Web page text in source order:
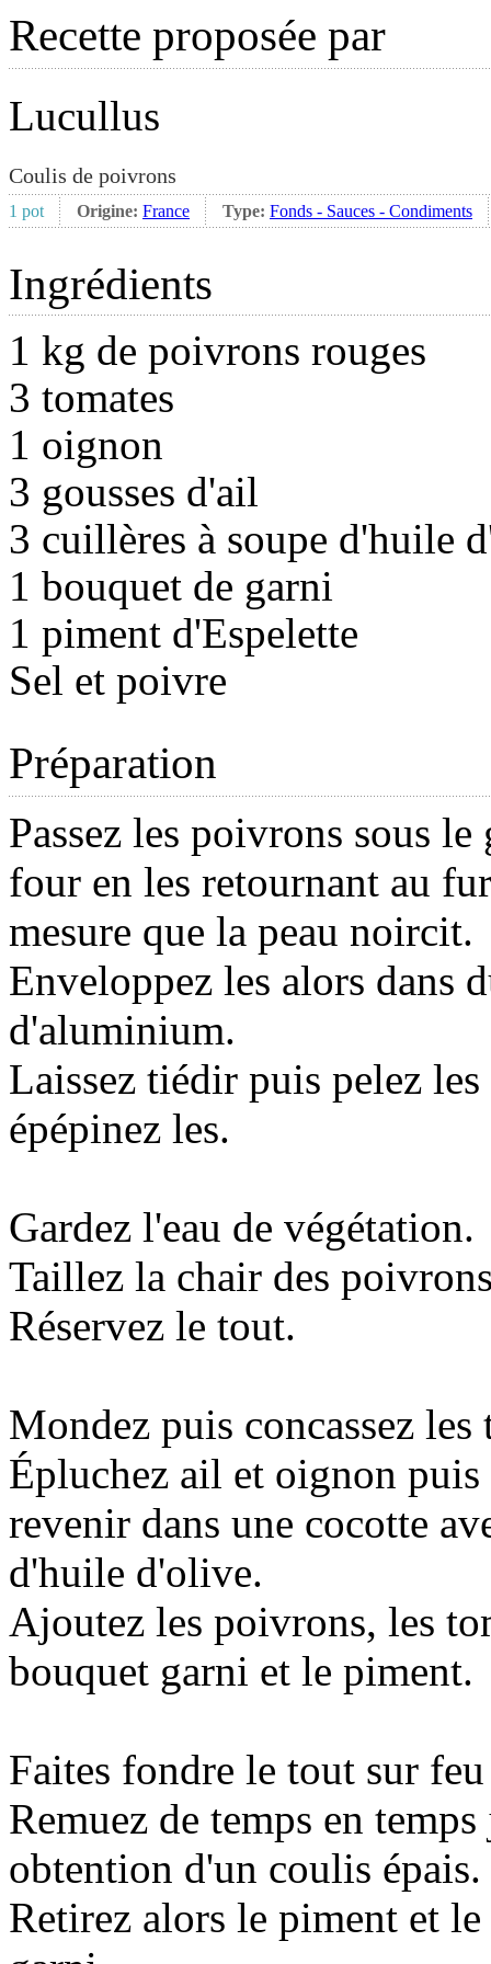
Recette proposée par
Lucullus
Coulis de poivrons
1 pot Origine: France Type: Fonds - Sauces - Condiments
Ingrédients
1 kg de poivrons rouges
3 tomates
1 oignon
3 gousses d'ail
3 cuillères à soupe d'huile
1 bouquet de garni
1 piment d'Espelette
Sel et poivre
Préparation
Passez les poivrons sous
four en les retournant au
mesure que la peau noircit.
Enveloppez les alors dans
d'aluminium.
Laissez tiédir puis pelez les
épépinez les.
Gardez l'eau de végétation.
Taillez la chair des
Réservez le tout.
Mondez puis concassez les
Épluchez ail et oignon puis
revenir dans une cocotte
d'huile d'olive.
Ajoutez les poivrons, les
bouquet garni et le piment.
Faites fondre le tout sur
Remuez de temps en
obtention d'un coulis épais.
Retirez alors le piment et